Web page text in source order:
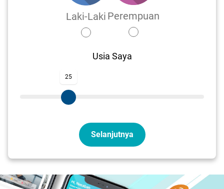
Laki-Laki Perempuan
Usia Saya
25
Selanjutnya